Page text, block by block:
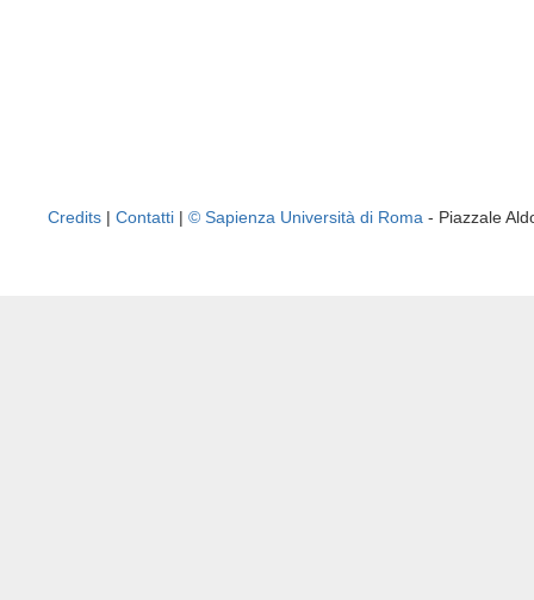
Credits | Contatti | © Sapienza Università di Roma - Piazzale